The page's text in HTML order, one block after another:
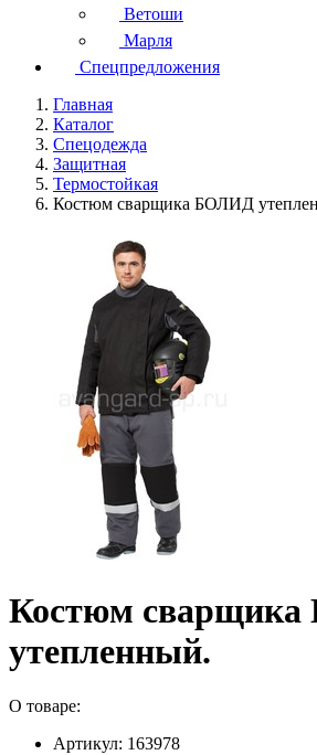
Ветоши
Марля
Спецпредложения
Главная
Каталог
Спецодежда
Защитная
Термостойкая
Костюм сварщика БОЛИД
Костюм
утепленный.
О товаре:
Артикул: 163978